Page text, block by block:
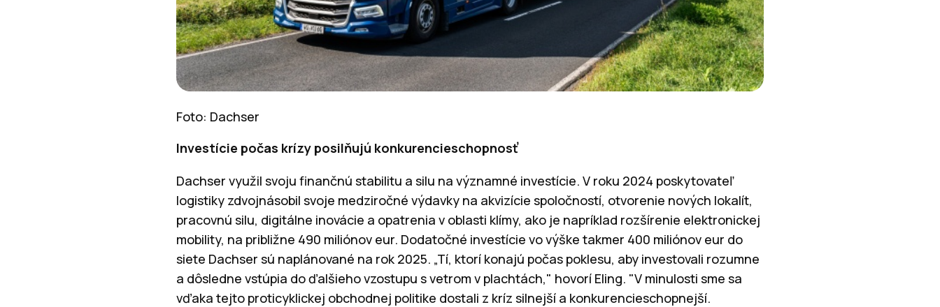
Foto: Dachser
Investície počas krízy posilňujú konkurencieschopnosť
Dachser využil svoju finančnú stabilitu a silu na významné investície. V roku 2024 poskytovateľ
logistiky zdvojnásobil svoje medziročné výdavky na akvizície spoločností, otvorenie nových lokalít,
pracovnú silu, digitálne inovácie a opatrenia v oblasti klímy, ako je napríklad rozšírenie elektronickej
mobility, na približne 490 miliónov eur. Dodatočné investície vo výške takmer 400 miliónov eur do
siete Dachser sú naplánované na rok 2025. „Tí, ktorí konajú počas poklesu, aby investovali rozumne
a dôsledne vstúpia do ďalšieho vzostupu s vetrom v plachtách," hovorí Eling. "V minulosti sme sa
vďaka tejto proticyklickej obchodnej politike dostali z kríz silnejší a konkurencieschopnejší.